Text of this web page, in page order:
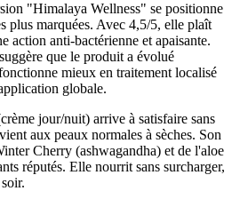
"Himalaya Wellness" se positionne
plus marquées. Avec 4,5/5, elle plaît
action anti-bactérienne et apaisante.
que le produit a évolué
mieux en traitement localisé
globale.
jour/nuit) arrive à satisfaire sans
aux peaux normales à sèches. Son
Cherry (ashwagandha) et de l'aloe
réputés. Elle nourrit sans surcharger,